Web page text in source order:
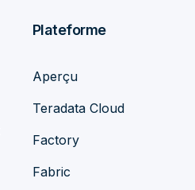
Plateforme
Aperçu
Teradata Cloud
Factory
Fabric